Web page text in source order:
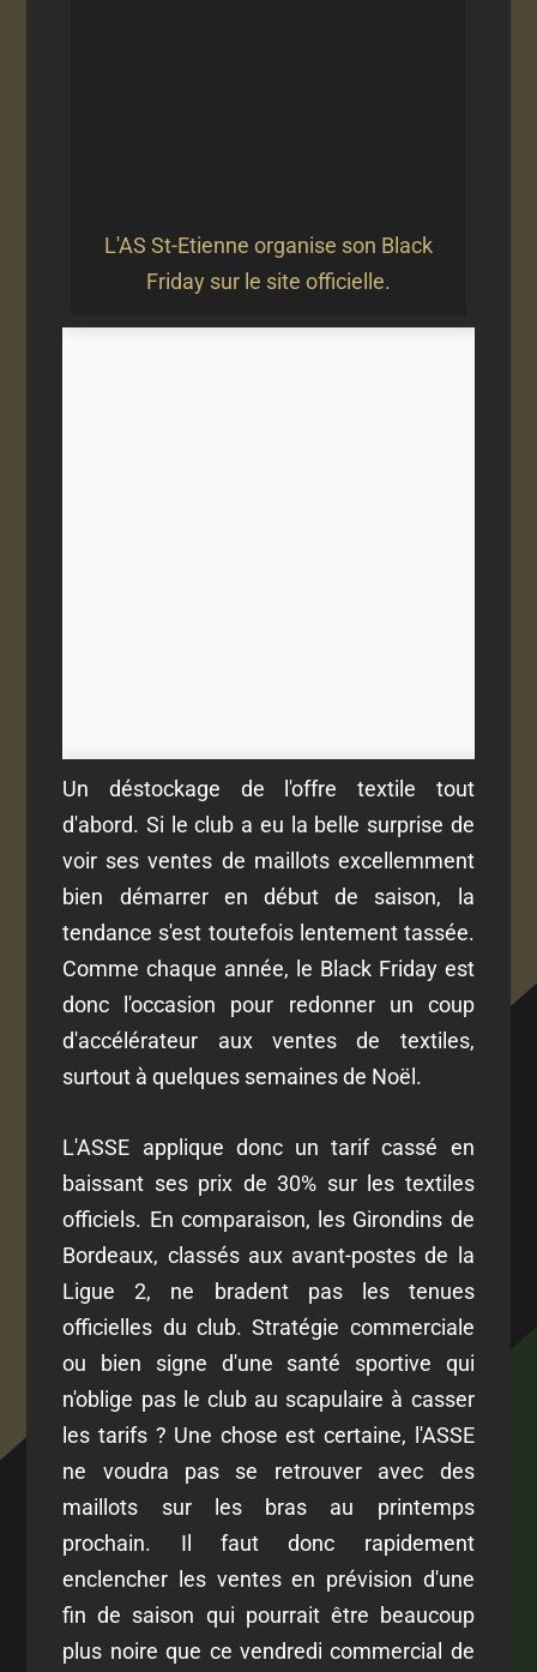
L'AS St-Etienne organise son Black
Friday sur le site officielle.
Un déstockage de l'offre textile tout
d'abord. Si le club a eu la belle surprise de
voir ses ventes de maillots excellemment
bien démarrer en début de saison, la
tendance s'est toutefois lentement tassée.
Comme chaque année, le Black Friday est
donc l'occasion pour redonner un coup
d'accélérateur aux ventes de textiles,
surtout à quelques semaines de Noël.
L'ASSE applique donc un tarif cassé en
baissant ses prix de 30% sur les textiles
officiels. En comparaison, les Girondins de
Bordeaux, classés aux avant-postes de la
Ligue 2, ne bradent pas les tenues
officielles du club. Stratégie commerciale
ou bien signe d'une santé sportive qui
n'oblige pas le club au scapulaire à casser
les tarifs ? Une chose est certaine, l'ASSE
ne voudra pas se retrouver avec des
maillots sur les bras au printemps
prochain. Il faut donc rapidement
enclencher les ventes en prévision d'une
fin de saison qui pourrait être beaucoup
plus noire que ce vendredi commercial de